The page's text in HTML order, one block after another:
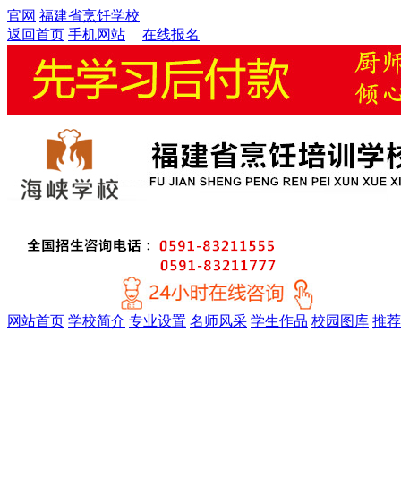
官网 福建省烹饪学校
返回首页 手机网站 在线报名
网站首页 学校简介 专业设置 名师风采 学生作品 校园图库 推